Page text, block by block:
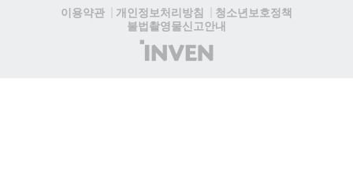
이용약관
개인정보처리방침
청소년보호정책
불법촬영물신고안내
(주)
인